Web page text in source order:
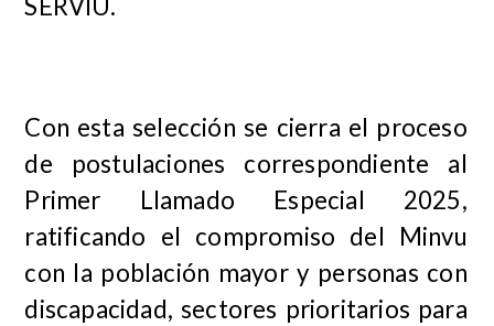
SERVIU.
Con esta selección se cierra el proceso
de postulaciones correspondiente al
Primer Llamado Especial 2025,
ratificando el compromiso del Minvu
con la población mayor y personas con
discapacidad, sectores prioritarios para